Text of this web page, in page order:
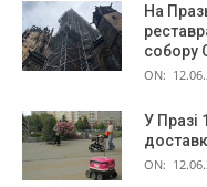
На
собору
ON:
У Празі
ON: